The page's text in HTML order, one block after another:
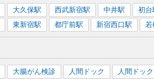
大久保駅 西武新宿駅 中井駅 初台
東新宿駅 都庁前駅 新宿西口駅 若
大腸がん検診 人間ドック 人間ドッ